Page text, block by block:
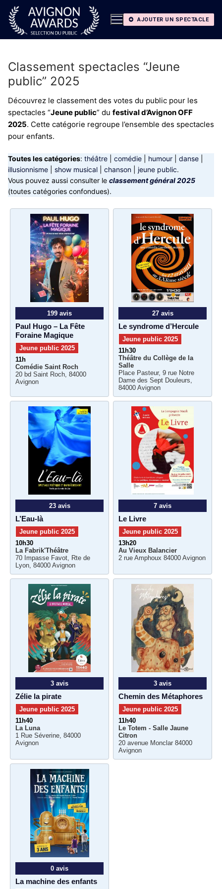
Aller
contenu
AJOUTER UN SPECTACLE
Classement spectacles “Jeune
public” 2025
Découvrez le classement des votes du public pour les
spectacles “Jeune public” du festival d’Avignon OFF
2025. Cette catégorie regroupe l’ensemble des spectacles
pour enfants.
Toutes les catégories: théâtre comédie humour danse
illusionnisme
show musical chanson jeune public.
Vous pouvez aussi consulter le classement général 2025
(toutes catégories confondues).
199 avis
Paul Hugo – La Fête
Foraine Magique
Jeune public 2025
11h
Comédie Saint Roch
20 bd Saint Roch, 84000
Avignon
27 avis
Le syndrome d’Hercule
Jeune public 2025
11h30
Théâtre du Collège de la
Salle
Place Pasteur, 9 rue Notre
Dame des Sept Douleurs,
84000 Avignon
23 avis
L’Eau-là
Jeune public 2025
10h30
La Fabrik'Théâtre
70 Impasse Favot, Rte de
Lyon, 84000 Avignon
7 avis
Le Livre
Jeune public 2025
13h20
Au Vieux Balancier
2 rue Amphoux 84000 Avignon
3 avis
Zélie la pirate
Jeune public 2025
11h40
La Luna
1 Rue Séverine, 84000
Avignon
3 avis
Chemin des Métaphores
Jeune public 2025
11h40
Le Totem - Salle Jaune
Citron
20 avenue Monclar 84000
Avignon
0 avis
La machine des enfants